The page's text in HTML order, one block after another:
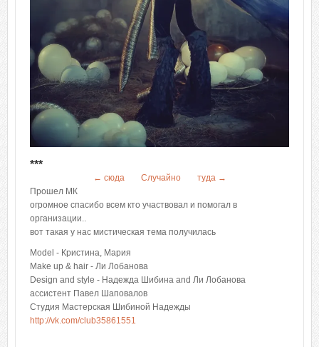
***
← сюда Случайно
туда →
Прошел МК
огромное спасибо всем кто участвовал и помогал в
организации..
вот такая у нас мистическая тема получилась
Model - Кристина, Мария
Make up & hair - Ли Лобанова
Design and style - Надежда Шибина and Ли Лобанова
ассистент Павел Шаповалов
Студия Мастерская Шибиной Надежды
http://vk.com/club35861551